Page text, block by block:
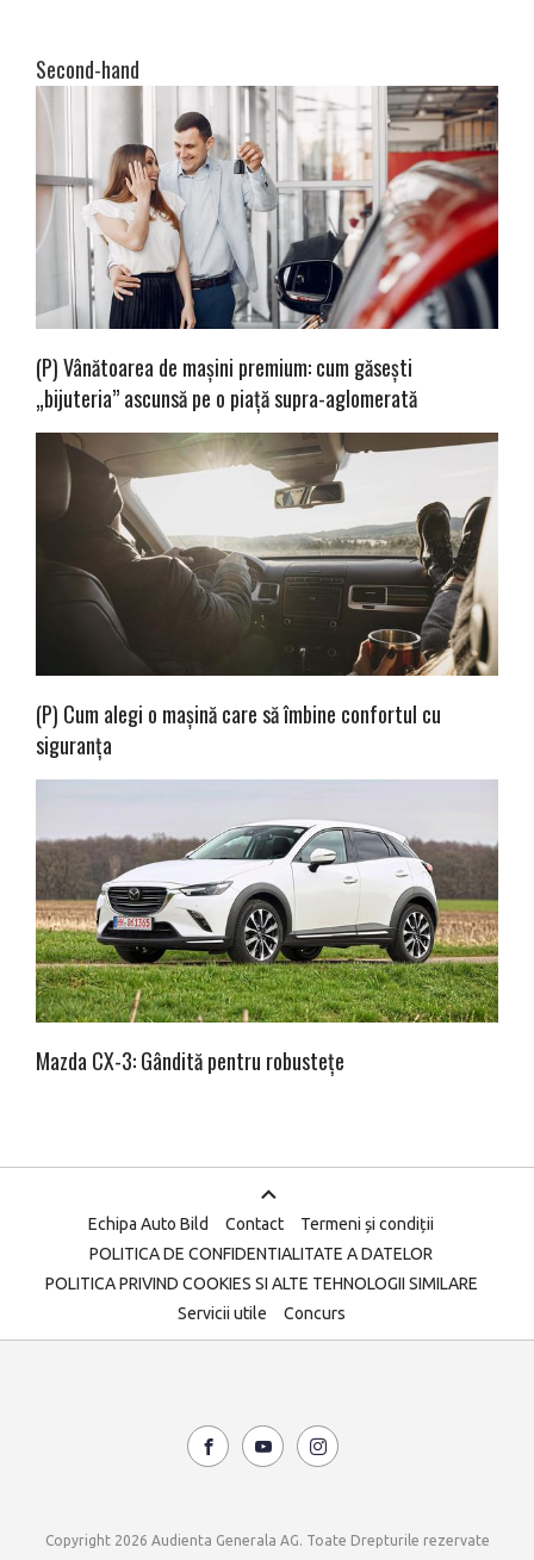
Second-hand
(P) Vânătoarea de mașini premium: cum găsești
„bijuteria” ascunsă pe o piață supra-aglomerată
(P) Cum alegi o mașină care să îmbine confortul cu
siguranța
Mazda CX-3: Gândită pentru robustețe
Echipa Auto Bild Contact
Termeni și condiții
POLITICA DE CONFIDENTIALITATE A DATELOR
POLITICA PRIVIND COOKIES SI ALTE TEHNOLOGII SIMILARE
Servicii utile
Concurs
Copyright 2026 Audienta Generala AG. Toate Drepturile rezervate